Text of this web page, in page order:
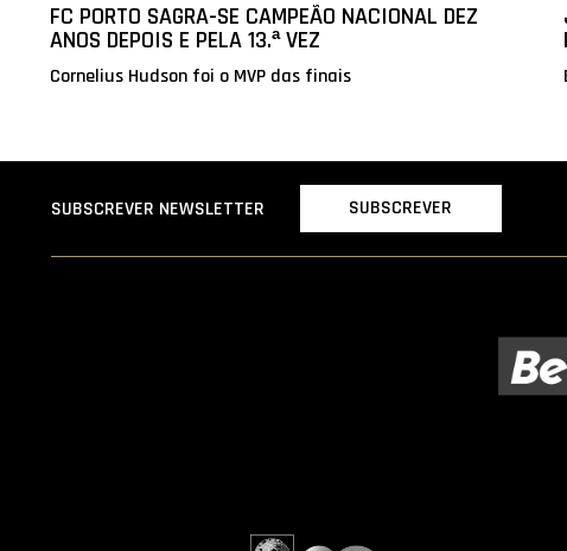
FC PORTO SAGRA-SE CAMPEÃO NACIONAL DEZ
ANOS DEPOIS E PELA 13.ª VEZ
Cornelius Hudson foi o MVP das finais
SUBSCREVER NEWSLETTER SUBSCREVER